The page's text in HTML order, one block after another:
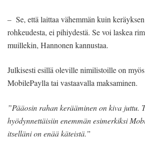
– Se, että laittaa vähemmän kuin
rohkeudesta, ei pihiydestä. Se voi laskea
muillekin, Hannonen kannustaa.
Julkisesti esillä oleville nimilistoille on
MobilePaylla tai vastaavalla maksaminen.
”Pääosin rahan kerääminen on kiva juttu.
hyödynnettäisiin enemmän esimerkiksi
itselläni on enää käteistä.”